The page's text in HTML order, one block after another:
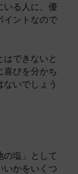
いる人に、優
イントなので
はできないと
喜びを分かち
いでしょう
の塩」として
いかをいくつ